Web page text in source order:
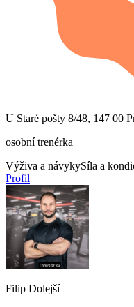
U Staré pošty 8/48, 147 00
osobní trenérka
Výživa a návykySíla a
Profil
Filip Dolejší